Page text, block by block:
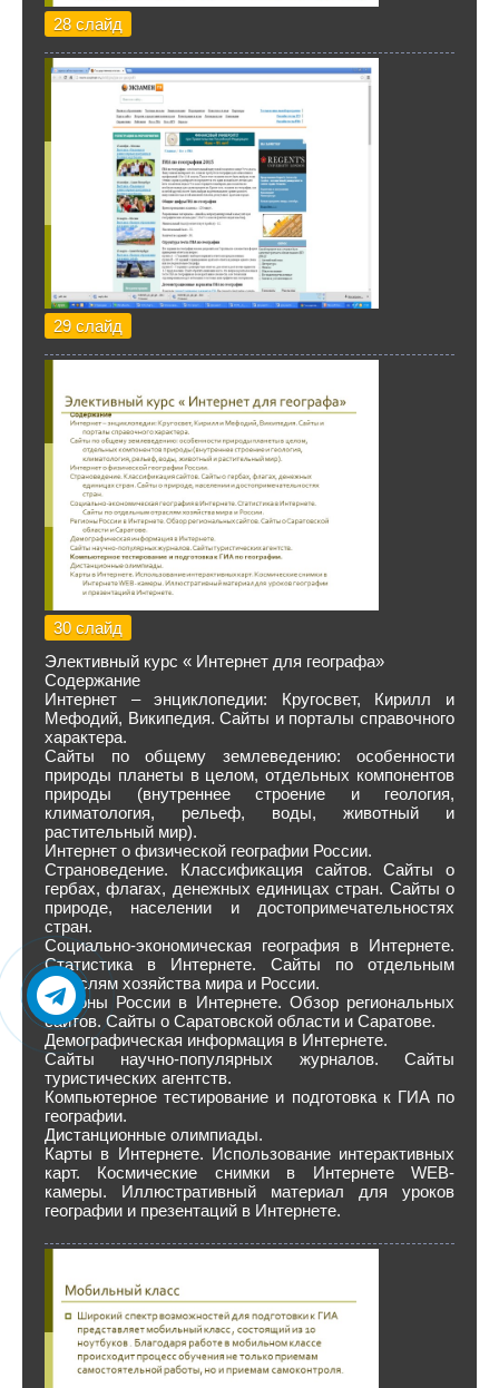
28 слайд
29 слайд
30 слайд
Элективный курс « Интернет для географа»
Содержание
Интернет – энциклопедии: Кругосвет, Кирилл и
Мефодий, Википедия. Сайты и порталы справочного
характера.
Сайты по общему землеведению: особенности
природы планеты в целом, отдельных компонентов
природы (внутреннее строение и геология,
климатология, рельеф, воды, животный и
растительный мир).
Интернет о физической географии России.
Страноведение. Классификация сайтов. Сайты о
гербах, флагах, денежных единицах стран. Сайты о
природе, населении и достопримечательностях
стран.
Социально-экономическая география в Интернете.
Статистика в Интернете. Сайты по отдельным
отраслям хозяйства мира и России.
Регионы России в Интернете. Обзор региональных
сайтов. Сайты о Саратовской области и Саратове.
Демографическая информация в Интернете.
Сайты научно-популярных журналов. Сайты
туристических агентств.
Компьютерное тестирование и подготовка к ГИА по
географии.
Дистанционные олимпиады.
Карты в Интернете. Использование интерактивных
карт. Космические снимки в Интернете WEB-
камеры. Иллюстративный материал для уроков
географии и презентаций в Интернете.